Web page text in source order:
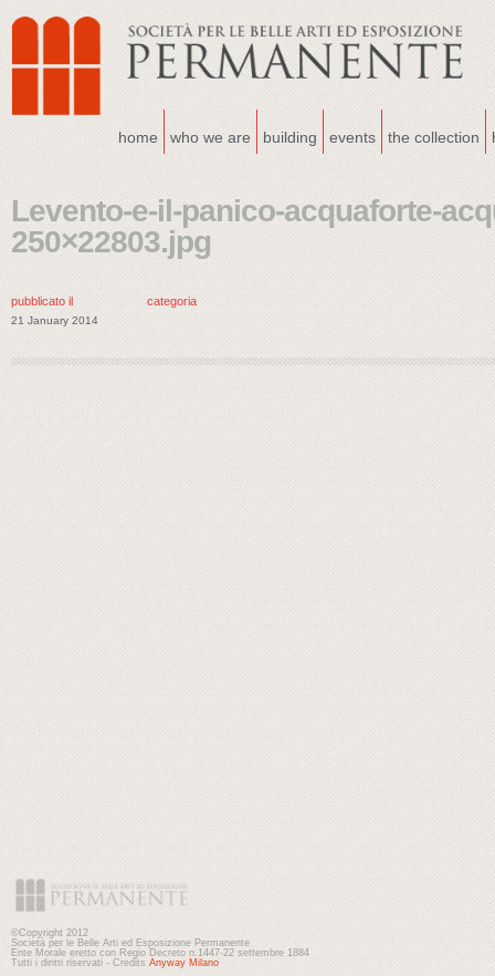
home who we are building events the collection
Levento-e-il-panico-acquaforte-
250×22803.jpg
pubblicato il
21 January 2014
categoria
©Copyright 2012
Società per le Belle Arti ed Esposizione Permanente
Ente Morale eretto con Regio Decreto n.1447-22 settembre 1884
Tutti i diritti riservati - Credits Anyway Milano